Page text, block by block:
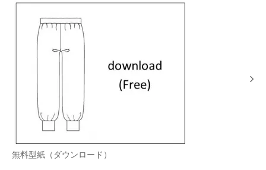
無料型紙（ダウンロード）